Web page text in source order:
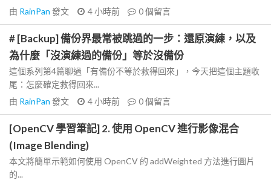
由 RainPan 發文 4 小時前 0個留言
# [Backup] 備份界最常被跳過的一步：還原演練，以及
為什麼「沒演練過的備份」等於沒備份
這個系列第4篇聊過「有備份不等於救得回來」，今天把這個主題收
尾：怎麼確定救得回來...
由 RainPan 發文 4 小時前 0個留言
[OpenCV 學習筆記] 2. 使用 OpenCV 進行影像混合
(Image Blending)
本文將簡單示範如何使用 OpenCV 的 addWeighted 方法進行圖片
的...